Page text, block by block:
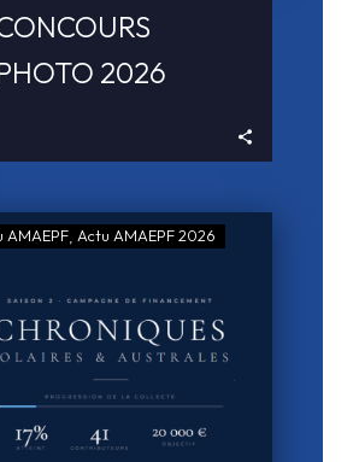
2026
AMAEPF Actu AMAEPF 2026